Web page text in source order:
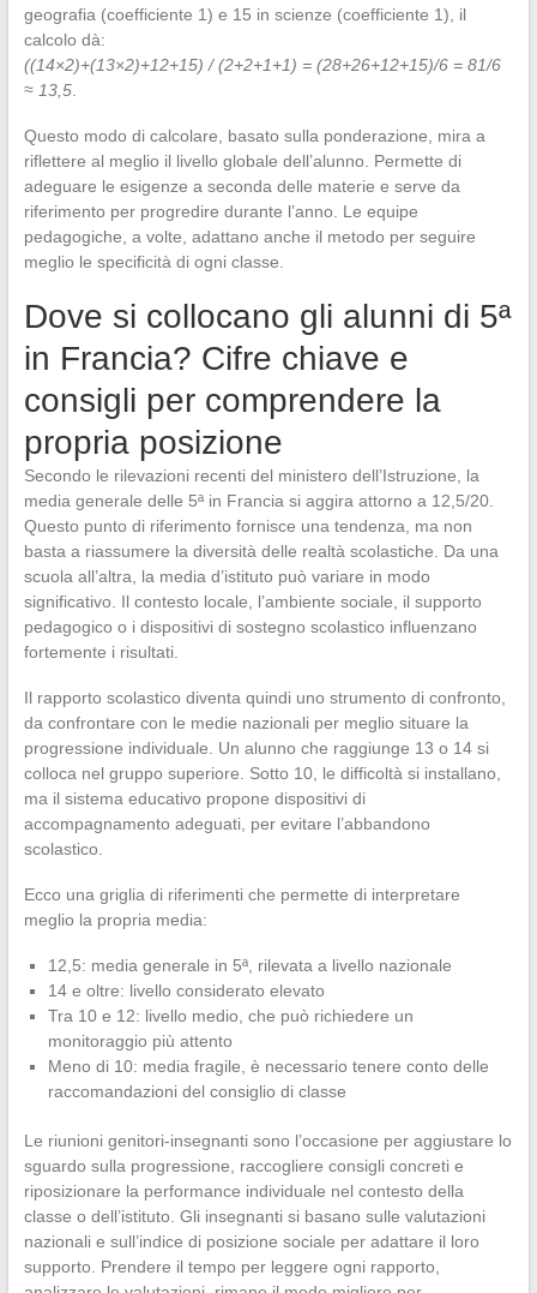
geografia (coefficiente 1) e 15 in scienze (coefficiente 1), il
calcolo dà:
((14×2)+(13×2)+12+15) / (2+2+1+1) = (28+26+12+15)/6 = 81/6
≈ 13,5.
Questo modo di calcolare, basato sulla ponderazione, mira a
riflettere al meglio il livello globale dell’alunno. Permette di
adeguare le esigenze a seconda delle materie e serve da
riferimento per progredire durante l’anno. Le equipe
pedagogiche, a volte, adattano anche il metodo per seguire
meglio le specificità di ogni classe.
Dove si collocano gli alunni di 5ª
in Francia? Cifre chiave e
consigli per comprendere la
propria posizione
Secondo le rilevazioni recenti del ministero dell’Istruzione, la
media generale delle 5ª in Francia si aggira attorno a 12,5/20.
Questo punto di riferimento fornisce una tendenza, ma non
basta a riassumere la diversità delle realtà scolastiche. Da una
scuola all’altra, la media d’istituto può variare in modo
significativo. Il contesto locale, l’ambiente sociale, il supporto
pedagogico o i dispositivi di sostegno scolastico influenzano
fortemente i risultati.
Il rapporto scolastico diventa quindi uno strumento di confronto,
da confrontare con le medie nazionali per meglio situare la
progressione individuale. Un alunno che raggiunge 13 o 14 si
colloca nel gruppo superiore. Sotto 10, le difficoltà si installano,
ma il sistema educativo propone dispositivi di
accompagnamento adeguati, per evitare l’abbandono
scolastico.
Ecco una griglia di riferimenti che permette di interpretare
meglio la propria media:
12,5: media generale in 5ª, rilevata a livello nazionale
14 e oltre: livello considerato elevato
Tra 10 e 12: livello medio, che può richiedere un
monitoraggio più attento
Meno di 10: media fragile, è necessario tenere conto delle
raccomandazioni del consiglio di classe
Le riunioni genitori-insegnanti sono l’occasione per aggiustare lo
sguardo sulla progressione, raccogliere consigli concreti e
riposizionare la performance individuale nel contesto della
classe o dell’istituto. Gli insegnanti si basano sulle valutazioni
nazionali e sull’indice di posizione sociale per adattare il loro
supporto. Prendere il tempo per leggere ogni rapporto,